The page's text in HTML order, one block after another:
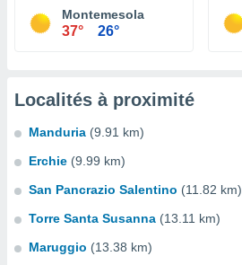
Montemesola
37° 26°
Localités à proximité
Manduria (9.91 km)
Erchie (9.99 km)
San Pancrazio Salentino (11.82 km)
Torre Santa Susanna (13.11 km)
Maruggio (13.38 km)